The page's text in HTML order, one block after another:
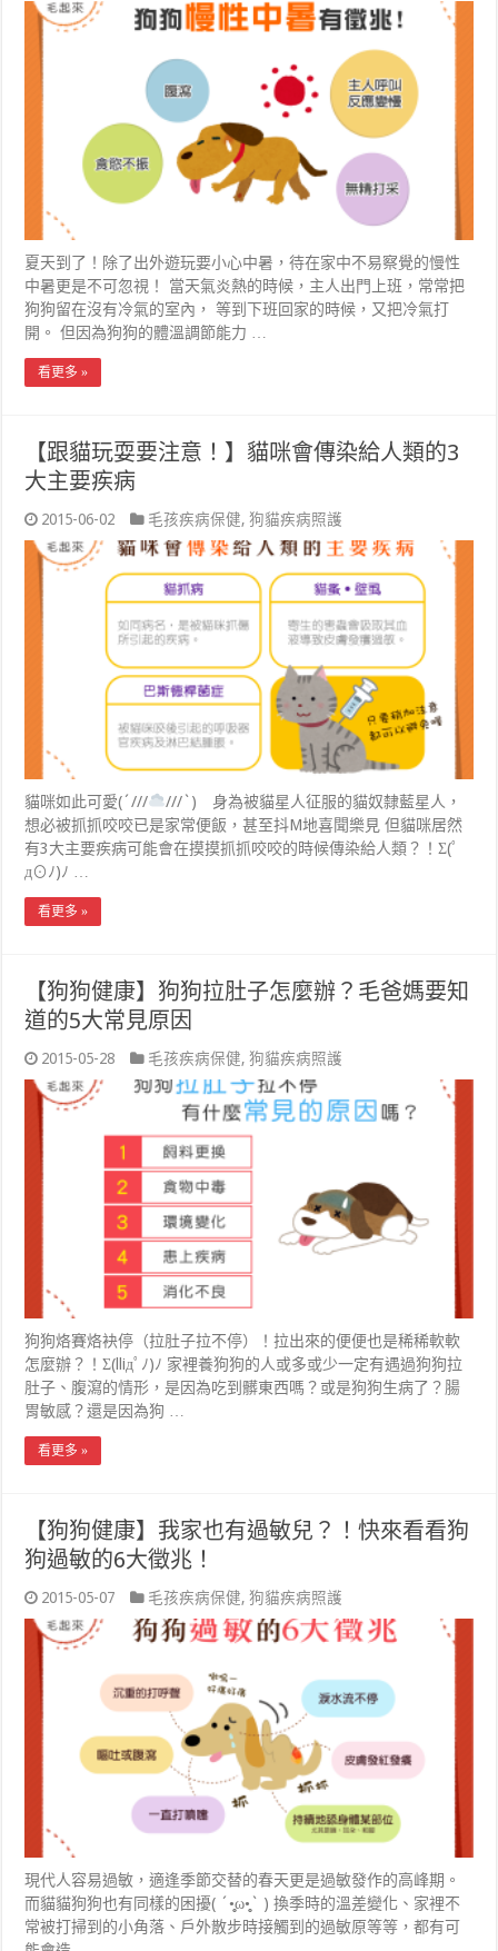
夏天到了！除了出外遊玩要小心中暑，待在家中不易察覺的慢性
中暑更是不可忽視！ 當天氣炎熱的時候，主人出門上班，常常把
狗狗留在沒有冷氣的室內， 等到下班回家的時候，又把冷氣打
開。 但因為狗狗的體溫調節能力 …
看更多 »
【跟貓玩耍要注意！】貓咪會傳染給人類的3
大主要疾病
2015-06-02 毛孩疾病保健,狗貓疾病照護
貓咪如此可愛(´///
///`) 身為被貓星人征服的貓奴隸藍星人，
想必被抓抓咬咬已是家常便飯，甚至抖M地喜聞樂見 但貓咪居然
有3大主要疾病可能會在摸摸抓抓咬咬的時候傳染給人類？！Σ(ﾟ
д⊙ﾉ)ﾉ …
看更多 »
【狗狗健康】狗狗拉肚子怎麼辦？毛爸媽要知
道的5大常見原因
2015-05-28 毛孩疾病保健,狗貓疾病照護
狗狗烙賽烙袂停（拉肚子拉不停）！拉出來的便便也是稀稀軟軟
怎麼辦？！Σ(lliдﾟﾉ)ﾉ 家裡養狗狗的人或多或少一定有遇過狗狗拉
肚子、腹瀉的情形，是因為吃到髒東西嗎？或是狗狗生病了？腸
胃敏感？還是因為狗 …
看更多 »
【狗狗健康】我家也有過敏兒？！快來看看狗
狗過敏的6大徵兆！
2015-05-07 毛孩疾病保健,狗貓疾病照護
現代人容易過敏，適逢季節交替的春天更是過敏發作的高峰期。
而貓貓狗狗也有同樣的困擾( ´•̥̥̥ω•̥̥̥` ) 換季時的溫差變化、家裡不
常被打掃到的小角落、戶外散步時接觸到的過敏原等等，都有可